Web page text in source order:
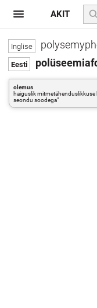
olemus
haiguslik mitmetähenduslikkuse
seondu soodega"
AKIT